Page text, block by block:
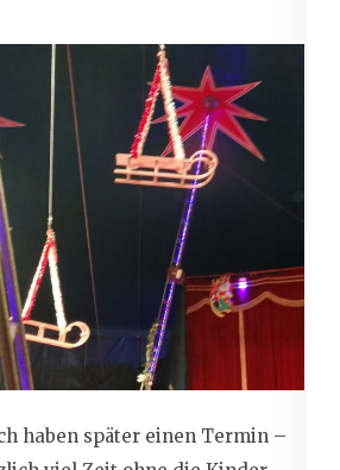
haben später einen Termin –